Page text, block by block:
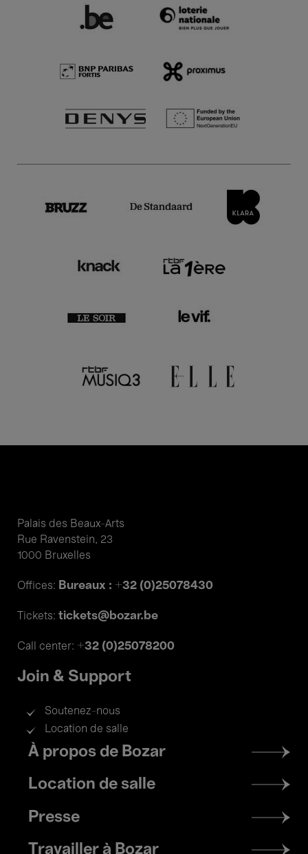
Palais des Beaux-Arts
Rue Ravenstein, 23
1000 Bruxelles
Offices: Bureaux : +32 (0)25078430
Tickets: tickets@bozar.be
Call center: +32 (0)25078200
Join & Support
Soutenez-nous
Location de salle
Footer
menu
À propos de Bozar
Location de salle
Presse
Travailler à Bozar